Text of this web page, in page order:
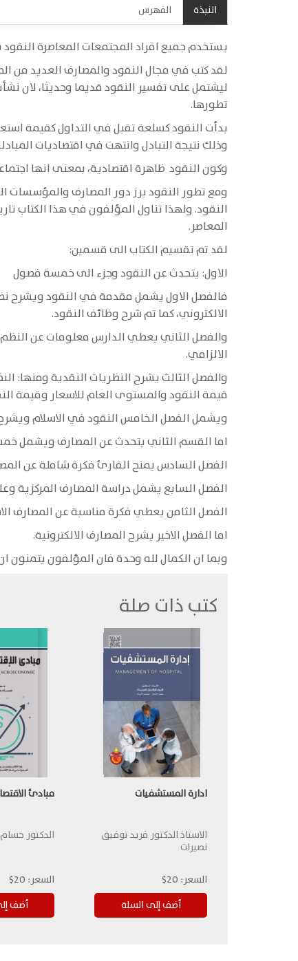
النبذة الفهرس
يستخدم جميع افراد المجتمعات المعاصرة
لقد كتب في مجال النقود والمصارف العديد من
ليشتمل على تفسير النقود قديما وحديثا، لان
تطورها.
بدأت النقود كسلعة تقبل في التداول كقيمة
وذلك نتيجة التبادل وانتهت في اقتصاديات
وكون النقود ظاهرة اقتصادية، بمعنى انها
ومع تطور النقود برز دور المصارف والمؤسسات
النقود. ولهذا تناول المؤلفون في هذا الكتاب
المعاصر.
لقد تم تقسيم الكتاب الى قسمين:
الاول: يتحدث عن النقود وجزء الى خمسة فصول
فالفصل الاول يشمل مقدمة في النقود ويشرح نظام
الالكتروني، كما تم شرح وظائف النقود.
والفصل الثاني يعطي الدارس معلومات عن النظم
الالزامي.
والفصل الثالث يشرح النظريات النقدية ومنها:
قيمة النقود والمستوى العام للاسعار وقيمة
ويشمل الفصل الخامس النقود في الاسلام
اما القسم الثاني يتحدث عن المصارف ويشمل
الفصل السادس يمنح القارئ فكرة شاملة عن
الفصل السابع يشمل دراسة المصارف المركزية
الفصل الثامن يعطي فكرة مناسبة عن المصارف
اما الفصل الاخير يشرح المصارف الالكترونية.
وبما ان الكمال لله وحدة فان المؤلفون يتمنون
كتب ذات صلة
ادارة المستشفيات
الاستاذ الدكتور فريد توفيق
نصيرات
السعر: 20$
مبادئ
الدكتور
السعر: 20$